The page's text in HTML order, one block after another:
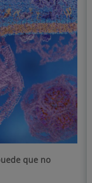
que no